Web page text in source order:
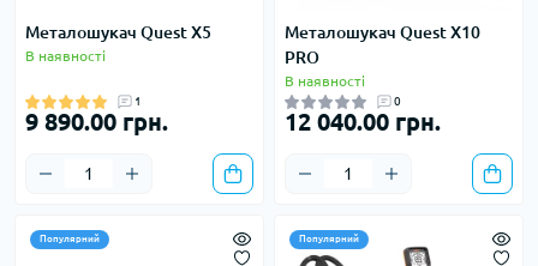
Металошукач Quest X5
В наявності
1
9 890.00 грн.
Металошукач Quest X10
PRO
В наявності
0
12 040.00 грн.
Популярний Популярний